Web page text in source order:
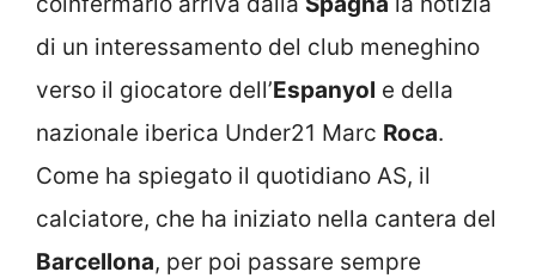
di un interessamento del club meneghino
verso il giocatore dell’Espanyol e della
nazionale iberica Under21 Marc Roca.
Come ha spiegato il quotidiano AS, il
calciatore, che ha iniziato nella cantera del
Barcellona, per poi passare sempre